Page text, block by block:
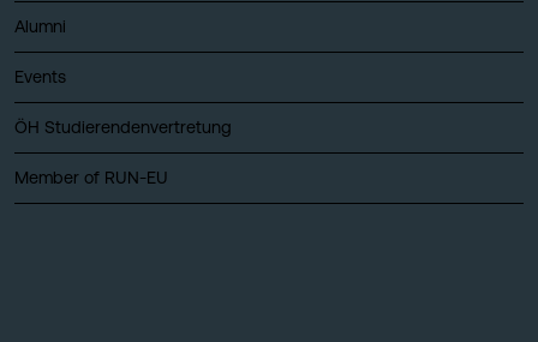
Alumni
Events
ÖH Studierendenvertretung
Member of RUN-EU